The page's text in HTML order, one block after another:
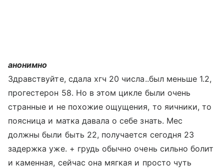
анонимно
Здравствуйте, сдала хгч 20 числа..был меньше 1.2,
прогестерон 58. Но в этом цикле были очень
странные и не похожие ощущения, то яичники, то
поясница и матка давала о себе знать. Мес
должны были быть 22, получается сегодня 23
задержка уже. + грудь обычно очень сильно болит
и каменная, сейчас она мягкая и просто чуть